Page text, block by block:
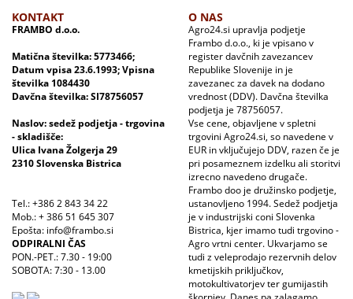
KONTAKT
FRAMBO d.o.o.
Matična številka: 5773466;
Datum vpisa 23.6.1993; Vpisna
številka 1084430
Davčna številka: SI78756057
Naslov: sedež podjetja - trgovina
- skladišče:
Ulica Ivana Žolgerja 29
2310 Slovenska Bistrica
Tel.: +386 2 843 34 22
Mob.: + 386 51 645 307
Epošta: info@frambo.si
ODPIRALNI ČAS
PON.-PET.: 7.30 - 19:00
SOBOTA: 7:30 - 13.00
O NAS
Agro24.si upravlja podjetje
Frambo d.o.o., ki je vpisano v
register davčnih zavezancev
Republike Slovenije in je
zavezanec za davek na dodano
vrednost (DDV). Davčna številka
podjetja je 78756057.
Vse cene, objavljene v spletni
trgovini Agro24.si, so navedene v
EUR in vključujejo DDV, razen če je
pri posameznem izdelku ali storitvi
izrecno navedeno drugače.
Frambo doo je družinsko podjetje,
ustanovljeno 1994. Sedež podjetja
je v industrijski coni Slovenka
Bistrica, kjer imamo tudi trgovino -
Agro vrtni center. Ukvarjamo se
tudi z veleprodajo rezervnih delov
kmetijskih priključkov,
motokultivatorjev ter gumijastih